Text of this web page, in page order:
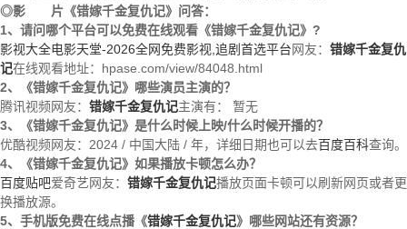
◎影 片《错嫁千金复仇记》问答：
1、请问哪个平台可以免费在线观看《错嫁千金复仇记》?
影视大全电影天堂-2026全网免费影视,追剧首选平台网友： 错嫁千金复仇
记在线观看地址：hpase.com/view/84048.html
2、《错嫁千金复仇记》哪些演员主演的？
腾讯视频网友： 错嫁千金复仇记主演有： 暂无
3、《错嫁千金复仇记》是什么时候上映/什么时候开播的？
优酷视频网友：2024 / 中国大陆 / 年，详细日期也可以去百度百科查询。
4、《错嫁千金复仇记》如果播放卡顿怎么办？
百度贴吧爱奇艺网友： 错嫁千金复仇记播放页面卡顿可以刷新网页或者更
换播放源。
5、手机版免费在线点播《错嫁千金复仇记》哪些网站还有资源？